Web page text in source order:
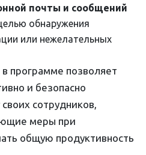
почты и сообщений
обнаружения
или нежелательных
программе позволяет
и безопасно
сотрудников,
меры при
общую продуктивность